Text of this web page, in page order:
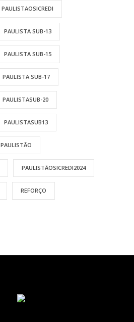
PAULISTAOSICREDI
PAULISTA SUB-13
PAULISTA SUB-15
PAULISTA SUB-17
PAULISTASUB-20
PAULISTASUB13
PAULISTÃO
PAULISTÃOSICREDI2024
REFORÇO